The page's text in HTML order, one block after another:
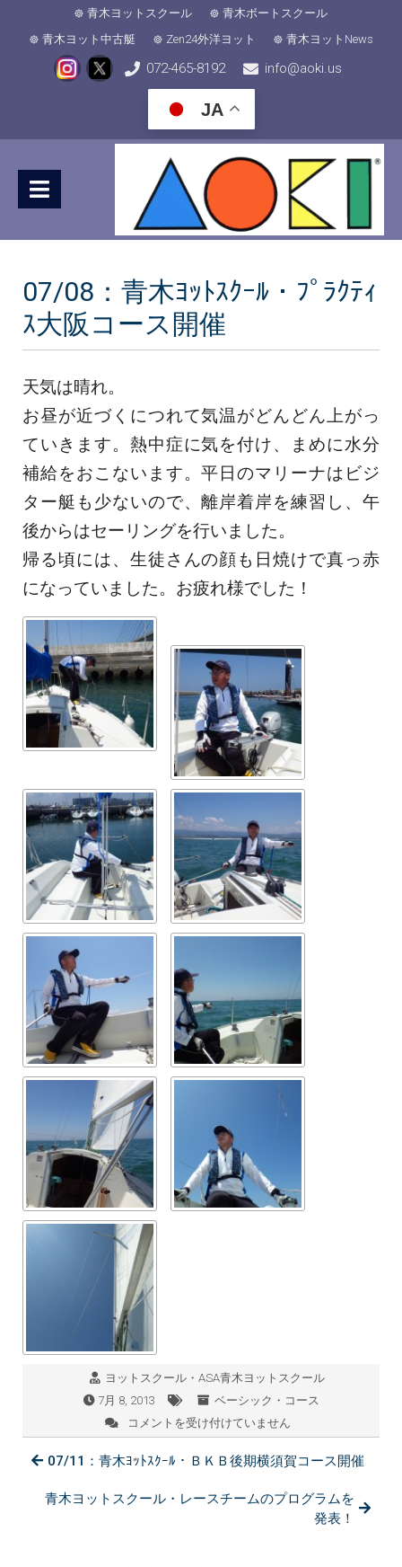
青木ヨットスクール
青木ボートスクール
青木ヨット中古艇
Zen24外洋ヨット 青木ヨットNews
072-465-8192 info@aoki.us
JA
07/08：青木ﾖｯﾄｽｸｰﾙ・ﾌﾟﾗｸﾃｨ
ｽ大阪コース開催
天気は晴れ。
お昼が近づくにつれて気温がどんどん上がっ
ていきます。熱中症に気を付け、まめに水分
補給をおこないます。平日のマリーナはビジ
ター艇も少ないので、離岸着岸を練習し、午
後からはセーリングを行いました。
帰る頃には、生徒さんの顔も日焼けで真っ赤
になっていました。お疲れ様でした！
ヨットスクール・ASA青木ヨットスクール
7月 8, 2013
ベーシック・コース
07/08：
木
ｯ
コメントを受け付けていません
07/11：青木ﾖｯﾄｽｸｰﾙ・ＢＫＢ後期横須賀コース開催
青木ヨットスクール・レースチームのプログラムを
発表！